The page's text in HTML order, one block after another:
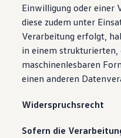
Einwilligung oder einer
diese zudem unter
Verarbeitung erfolgt,
in einem strukturierten,
maschinenlesbaren
einen anderen
Widerspruchsrecht
Sofern die